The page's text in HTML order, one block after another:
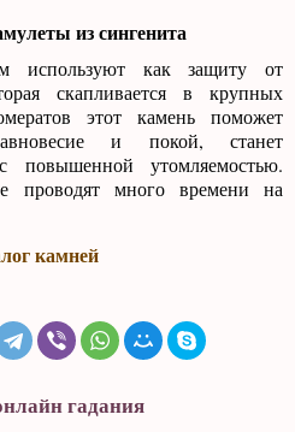
из сингенита
используют как защиту от
скапливается в крупных
этот камень поможет
и покой, станет
утомляемостью.
проводят много времени на
камней
гадания